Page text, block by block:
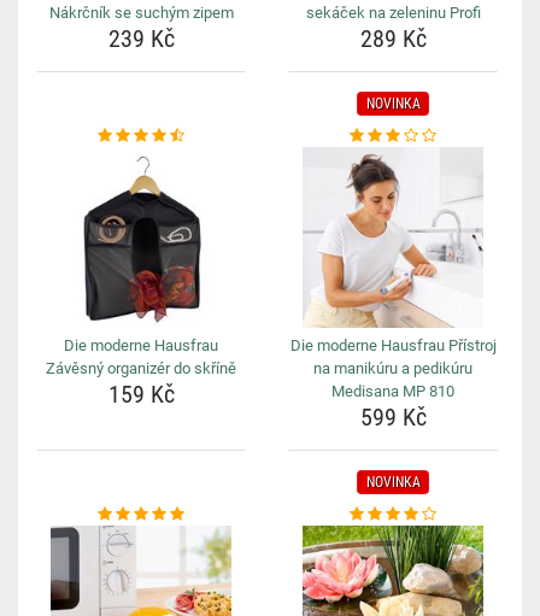
Nákrčník se suchým zipem
239 Kč
sekáček na zeleninu Profi
289 Kč
Die moderne Hausfrau
Závěsný organizér do skříně
159 Kč
NOVINKA
Die moderne Hausfrau Přístroj
na manikúru a pedikúru
Medisana MP 810
599 Kč
NOVINKA